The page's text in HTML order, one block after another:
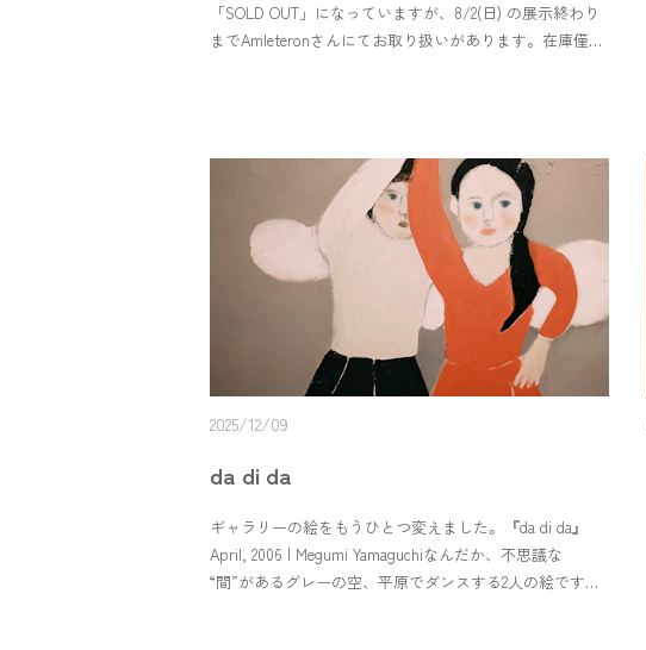
「SOLD OUT」になっていますが、8/2(日) の展示終わり
までAmleteronさんにてお取り扱いがあります。在庫僅小
す。前期：5/9(土) ~ 6/1(月)後期：7/11(土) ~ 8/2(日)▼ や
まぐちめぐみ POST CARD BOOK【限定20冊・手製本】|
青宿 Online
Storehttps://aoyado.base.shop/items/109426331
2025/12/09
da di da
ギャラリーの絵をもうひとつ変えました。『da di da』
April, 2006 | Megumi Yamaguchiなんだか、不思議な
“間”があるグレーの空、平原でダンスする2人の絵です。2